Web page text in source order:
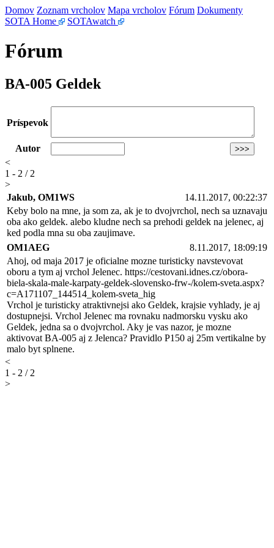
Domov Zoznam vrcholov Mapa vrcholov Fórum Dokumenty
SOTA Home
SOTAwatch
Fórum
BA-005 Geldek
Príspevok
Autor
<
1 - 2 / 2
>
Jakub, OM1WS
14.11.2017, 00:22:37
Keby bolo na mne, ja som za, ak je to dvojvrchol, nech sa uznavaju
oba ako geldek. alebo kludne nech sa prehodi geldek na jelenec, aj
ked podla mna su oba zaujimave.
OM1AEG
8.11.2017, 18:09:19
Ahoj, od maja 2017 je oficialne mozne turisticky navstevovat
oboru a tym aj vrchol Jelenec. https://cestovani.idnes.cz/obora-
biela-skala-male-karpaty-geldek-slovensko-frw-/kolem-sveta.aspx?
c=A171107_144514_kolem-sveta_hig
Vrchol je turisticky atraktivnejsi ako Geldek, krajsie vyhlady, je aj
dostupnejsi. Vrchol Jelenec ma rovnaku nadmorsku vysku ako
Geldek, jedna sa o dvojvrchol. Aky je vas nazor, je mozne
aktivovat BA-005 aj z Jelenca? Pravidlo P150 aj 25m vertikalne by
malo byt splnene.
<
1 - 2 / 2
>